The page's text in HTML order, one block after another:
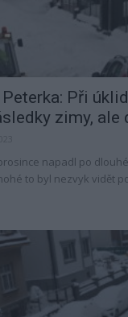
Při
zimy, ale
napadl po
to byl nezvyk vidět